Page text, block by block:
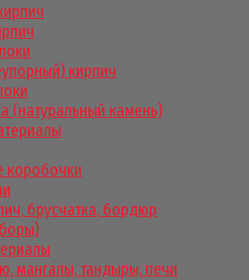
кирпич
(натуральный камень)
коробочки
брусчатка, бордюр
мангалы, тандыры, печи